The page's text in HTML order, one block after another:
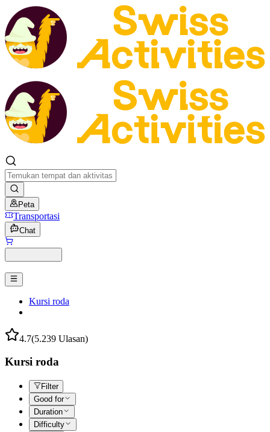
Peta
Transportasi
Chat
Kursi roda
4.7(5.239 Ulasan)
Kursi roda
Filter
Good for
Duration
Difficulty